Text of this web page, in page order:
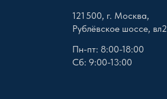
121 500, г. Москва,
Рублёвское шоссе, вл2
Пн-пт: 8:00-18:00
Сб: 9:00-13:00